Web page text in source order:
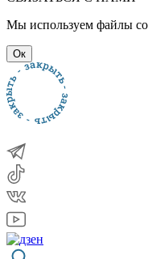
Мы используем файлы
Ок